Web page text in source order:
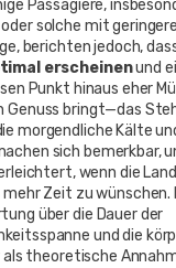
Passagiere,
solche mit
berichten jedoch,
erscheinenund
Punkt hinaus eher
Genuss bringt—das
morgendliche Kälte
sich bemerkbar,
wenn die
Zeit zu wünschen.
über die Dauer der
und die
theoretische